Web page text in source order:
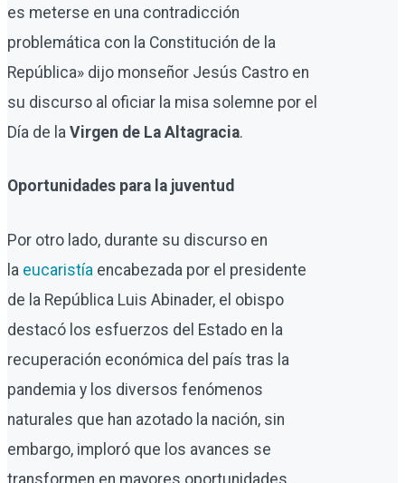
es meterse en una contradicción
problemática con la Constitución de la
República» dijo monseñor Jesús Castro en
su discurso al oficiar la misa solemne por el
Día de la Virgen de La Altagracia.
Oportunidades para la juventud
Por otro lado, durante su discurso en
la eucaristía encabezada por el presidente
de la República Luis Abinader, el obispo
destacó los esfuerzos del Estado en la
recuperación económica del país tras la
pandemia y los diversos fenómenos
naturales que han azotado la nación, sin
embargo, imploró que los avances se
transformen en mayores oportunidades